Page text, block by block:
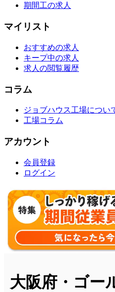
期間工の求人
マイリスト
おすすめの求人
キープ中の求人
求人の閲覧履歴
コラム
ジョブハウス工場につい
工場コラム
アカウント
会員登録
ログイン
大阪府・ゴー